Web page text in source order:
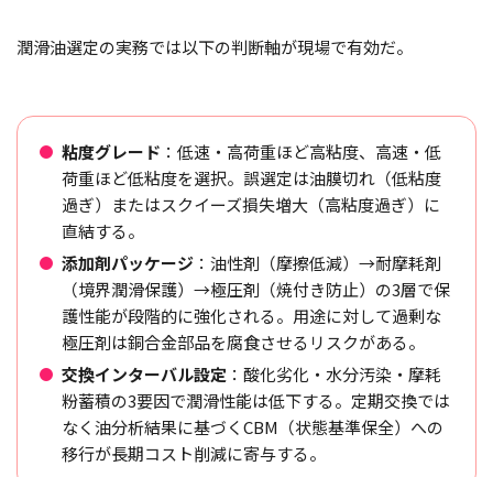
潤滑油選定の実務では以下の判断軸が現場で有効だ。
粘度グレード ：低速・高荷重ほど高粘度、高速・低
荷重ほど低粘度を選択。誤選定は油膜切れ（低粘度
過ぎ）またはスクイーズ損失増大（高粘度過ぎ）に
直結する。
添加剤パッケージ ：油性剤（摩擦低減）→耐摩耗剤
（境界潤滑保護）→極圧剤（焼付き防止）の3層で保
護性能が段階的に強化される。用途に対して過剰な
極圧剤は銅合金部品を腐食させるリスクがある。
交換インターバル設定 ：酸化劣化・水分汚染・摩耗
粉蓄積の3要因で潤滑性能は低下する。定期交換では
なく油分析結果に基づくCBM（状態基準保全）への
移行が長期コスト削減に寄与する。